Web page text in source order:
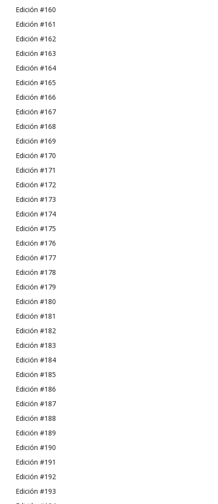
Edición #160
Edición #161
Edición #162
Edición #163
Edición #164
Edición #165
Edición #166
Edición #167
Edición #168
Edición #169
Edición #170
Edición #171
Edición #172
Edición #173
Edición #174
Edición #175
Edición #176
Edición #177
Edición #178
Edición #179
Edición #180
Edición #181
Edición #182
Edición #183
Edición #184
Edición #185
Edición #186
Edición #187
Edición #188
Edición #189
Edición #190
Edición #191
Edición #192
Edición #193